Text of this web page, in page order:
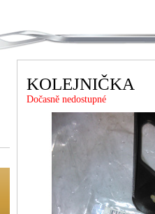
KOLEJNIČKA
Dočasně nedostupné